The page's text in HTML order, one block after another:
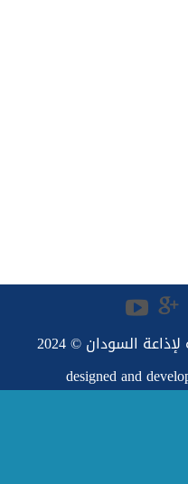
السودان © 2024
designed and